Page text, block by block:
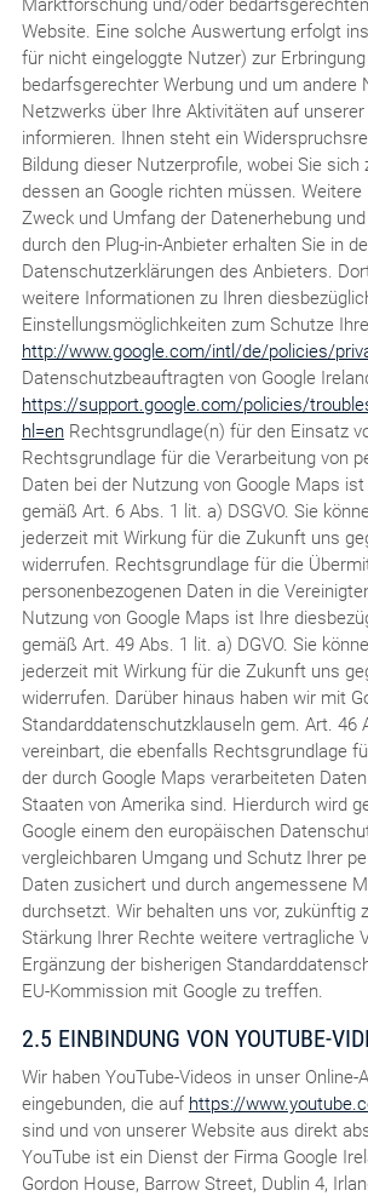
Website. Eine solche Auswertung erfolgt
für nicht eingeloggte Nutzer) zur Erbringung
bedarfsgerechter Werbung und um andere
Netzwerks über Ihre Aktivitäten auf
informieren. Ihnen steht ein
Bildung dieser Nutzerprofile, wobei Sie sich
dessen an Google richten müssen.
Zweck und Umfang der Datenerhebung
durch den Plug-in-Anbieter erhalten Sie in
Datenschutzerklärungen des Anbieters.
weitere Informationen zu Ihren
Einstellungsmöglichkeiten zum Schutze
http://www.google.com/intl/de/policies/
Datenschutzbeauftragten von Google
https://support.google.com/policies/
hl=enRechtsgrundlage(n) für den Einsatz
Rechtsgrundlage für die Verarbeitung von
Daten bei der Nutzung von Google Maps
gemäß Art. 6 Abs. 1 lit. a) DSGVO. Sie
jederzeit mit Wirkung für die Zukunft uns
widerrufen. Rechtsgrundlage für die
personenbezogenen Daten in die
Nutzung von Google Maps ist Ihre
gemäß Art. 49 Abs. 1 lit. a) DGVO. Sie
jederzeit mit Wirkung für die Zukunft uns
widerrufen. Darüber hinaus haben wir mit
Standarddatenschutzklauseln gem. Art. 46
vereinbart, die ebenfalls Rechtsgrundlage
der durch Google Maps verarbeiteten
Staaten von Amerika sind. Hierdurch wird
Google einem den europäischen
vergleichbaren Umgang und Schutz Ihrer
Daten zusichert und durch angemessene
durchsetzt. Wir behalten uns vor, zukünftig
Stärkung Ihrer Rechte weitere vertragliche
Ergänzung der bisherigen
EU-Kommission mit Google zu treffen.
2.5 EINBINDUNG VON YOUTUBE-
Wir haben YouTube-Videos in unser Online-
eingebunden, die auf https://
sind und von unserer Website aus direkt
YouTube ist ein Dienst der Firma Google
Gordon House, Barrow Street, Dublin 4,